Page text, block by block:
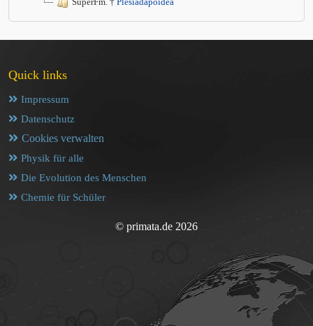
Quick links
Impressum
Datenschutz
Cookies verwalten
Physik für alle
Die Evolution des Menschen
Chemie für Schüler
© primata.de 2026